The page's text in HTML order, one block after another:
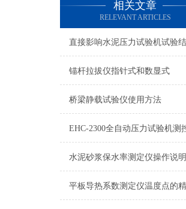
相关文章
RELEVANT ARTICLES
锚杆拉拔仪指针式和数显式
桥梁静载试验仪使用方法
水泥砂浆保水率测定仪操作说明